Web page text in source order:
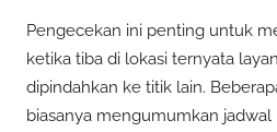
Pengecekan ini penting untuk
ketika tiba di lokasi ternyata
dipindahkan ke titik lain.
biasanya mengumumkan